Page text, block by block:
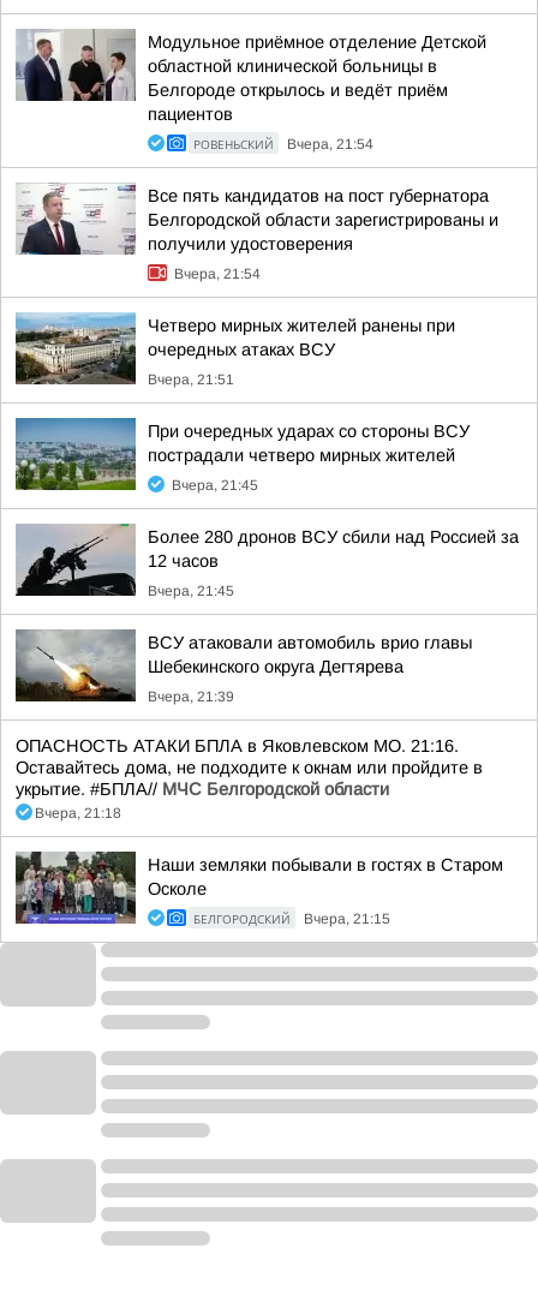
Модульное приёмное отделение Детской
областной клинической больницы в
Белгороде открылось и ведёт приём
пациентов
РОВЕНЬСКИЙ Вчера, 21:54
Все пять кандидатов на пост губернатора
Белгородской области зарегистрированы и
получили удостоверения
Вчера, 21:54
Четверо мирных жителей ранены при
очередных атаках ВСУ
Вчера, 21:51
При очередных ударах со стороны ВСУ
пострадали четверо мирных жителей
Вчера, 21:45
Более 280 дронов ВСУ сбили над Россией за
12 часов
Вчера, 21:45
ВСУ атаковали автомобиль врио главы
Шебекинского округа Дегтярева
Вчера, 21:39
ОПАСНОСТЬ АТАКИ БПЛА в Яковлевском МО. 21:16.
Оставайтесь дома, не подходите к окнам или пройдите в
укрытие. #БПЛА// МЧС Белгородской области
Вчера, 21:18
Наши земляки побывали в гостях в Старом
Осколе
БЕЛГОРОДСКИЙ Вчера, 21:15